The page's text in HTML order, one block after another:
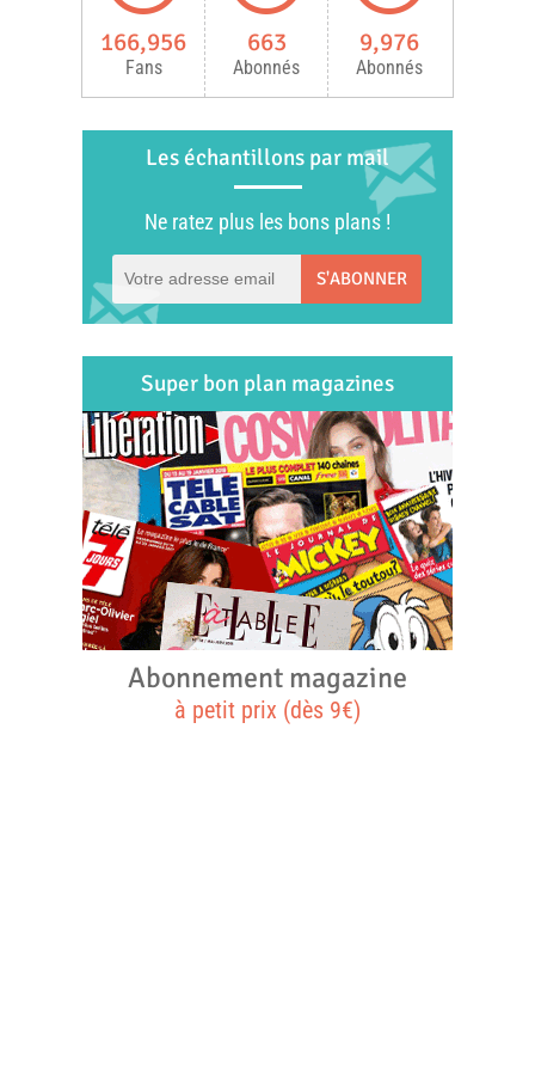
166,956
Fans
663
Abonnés
9,976
Abonnés
Les échantillons par mail
Ne ratez plus les bons plans !
S'ABONNER
Super bon plan magazines
Abonnement magazine
à petit prix (dès 9€)